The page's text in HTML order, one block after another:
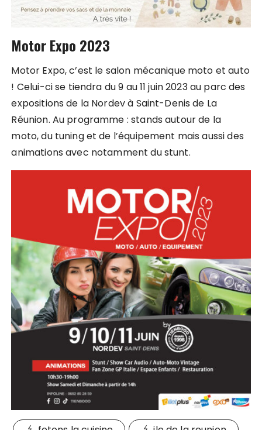
Motor Expo 2023
Motor Expo, c’est le salon mécanique moto et auto
! Celui-ci se tiendra du 9 au 11 juin 2023 au parc des
expositions de la Nordev à Saint-Denis de La
Réunion. Au programme : stands autour de la
moto, du tuning et de l’équipement mais aussi des
animations avec notamment du stunt.